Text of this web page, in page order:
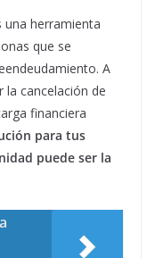
una herramienta
que se
A
la cancelación de
financiera
para tus
puede ser la